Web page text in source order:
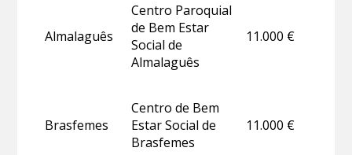
Almalaguês
Centro Paroquial
de Bem Estar
Social de
Almalaguês
11.000 €
Brasfemes
Centro de Bem
Estar Social de
Brasfemes
11.000 €